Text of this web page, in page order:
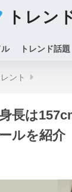
トレン
トレンド話題
ント
長は
ルを紹介